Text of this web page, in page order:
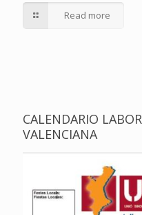
Read more
CALENDARIO
VALENCIANA